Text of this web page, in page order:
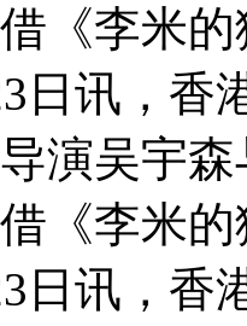
《李米
日讯，香
演吴宇
《李米
日讯，香